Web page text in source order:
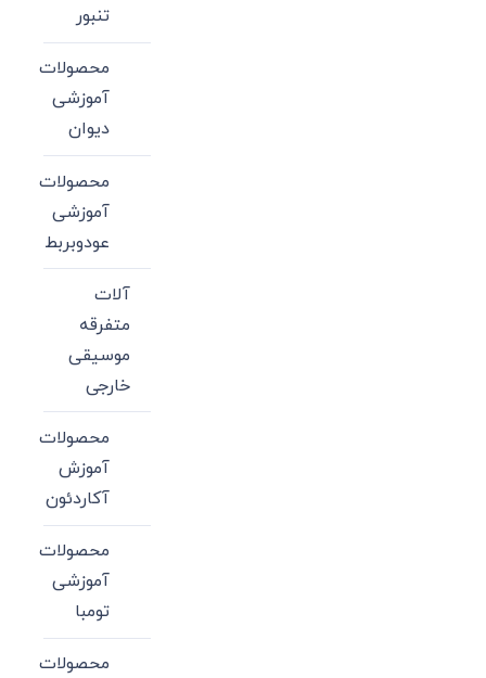
تنبور
محصولات
آموزشی
دیوان
محصولات
آموزشی
عودوبربط
آلات
متفرقه
موسیقی
خارجی
محصولات
آموزش
آکاردئون
محصولات
آموزشی
تومبا
محصولات